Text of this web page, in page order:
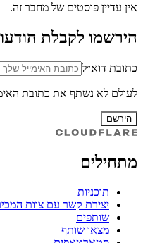
אין עדיין פוסטים של מחבר זה.
הירשמו לקבלת
כתובת דוא״ל
לעולם לא נשתף את כתובת
הירשם
מתחילים
תוכניות
יצירת קשר עם צוות
שותפים
מצאו שותף